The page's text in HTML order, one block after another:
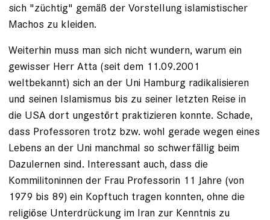
sich "züchtig" gemäß der Vorstellung islamistischer
Machos zu kleiden.
Weiterhin muss man sich nicht wundern, warum ein
gewisser Herr Atta (seit dem 11.09.2001
weltbekannt) sich an der Uni Hamburg radikalisieren
und seinen Islamismus bis zu seiner letzten Reise in
die USA dort ungestört praktizieren konnte. Schade,
dass Professoren trotz bzw. wohl gerade wegen eines
Lebens an der Uni manchmal so schwerfällig beim
Dazulernen sind. Interessant auch, dass die
Kommilitoninnen der Frau Professorin 11 Jahre (von
1979 bis 89) ein Kopftuch tragen konnten, ohne die
religiöse Unterdrückung im Iran zur Kenntnis zu